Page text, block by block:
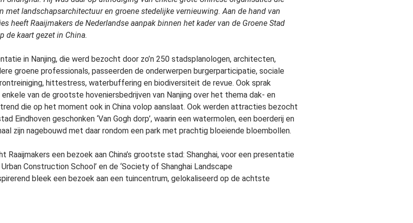
met landschapsarchitectuur en groene stedelijke vernieuwing. Aan de hand van
heeft Raaijmakers de Nederlandse aanpak binnen het kader van de Groene Stad
de kaart gezet in China.
in Nanjing, die werd bezocht door zo’n 250 stadsplanologen, architecten,
groene professionals, passeerden de onderwerpen burgerparticipatie, sociale
hittestress, waterbuffering en biodiversiteit de revue. Ook sprak
enkele van de grootste hoveniersbedrijven van Nanjing over het thema dak- en
die op het moment ook in China volop aanslaat. Ook werden attracties bezocht
Eindhoven geschonken ‘Van Gogh dorp’, waarin een watermolen, een boerderij en
zijn nagebouwd met daar rondom een park met prachtig bloeiende bloembollen.
Raaijmakers een bezoek aan China’s grootste stad: Shanghai, voor een presentatie
Urban Construction School’ en de ‘Society of Shanghai Landscape
bleek een bezoek aan een tuincentrum, gelokaliseerd op de achtste